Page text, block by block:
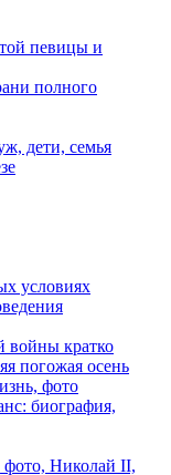
певицы и
полного
дети, семья
условиях
войны кратко
погожая осень
фото
биография,
фото, Николай II,